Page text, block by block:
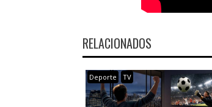
RELACIONADOS
Deporte TV